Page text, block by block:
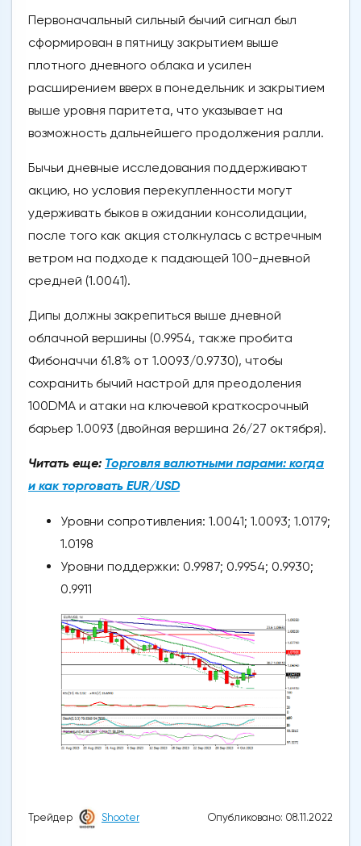
Первоначальный сильный бычий сигнал был
сформирован в пятницу закрытием выше
плотного дневного облака и усилен
расширением вверх в понедельник и закрытием
выше уровня паритета, что указывает на
возможность дальнейшего продолжения ралли.
Бычьи дневные исследования поддерживают
акцию, но условия перекупленности могут
удерживать быков в ожидании консолидации,
после того как акция столкнулась с встречным
ветром на подходе к падающей 100-дневной
средней (1.0041).
Дипы должны закрепиться выше дневной
облачной вершины (0.9954, также пробита
Фибоначчи 61.8% от 1.0093/0.9730), чтобы
сохранить бычий настрой для преодоления
100DMA и атаки на ключевой краткосрочный
барьер 1.0093 (двойная вершина 26/27 октября).
Читать еще: Торговля валютными парами: когда
и как торговать EUR/USD
Уровни сопротивления: 1.0041; 1.0093; 1.0179;
1.0198
Уровни поддержки: 0.9987; 0.9954; 0.9930;
0.9911
Трейдер Shooter Опубликовано: 08.11.2022